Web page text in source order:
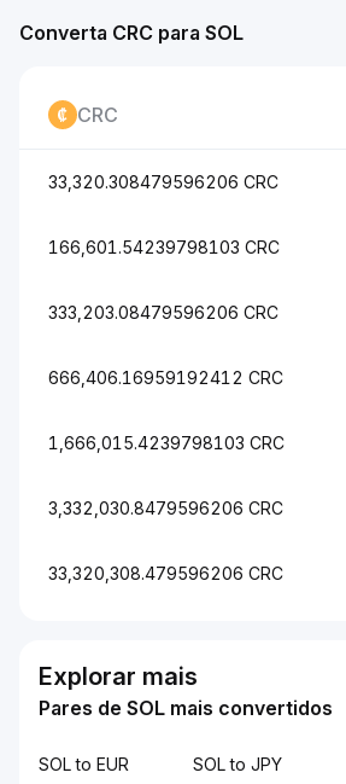
Converta CRC para SOL
CRC
33,320.308479596206 CRC
166,601.54239798103 CRC
333,203.08479596206 CRC
666,406.16959192412 CRC
1,666,015.4239798103 CRC
3,332,030.8479596206 CRC
33,320,308.479596206 CRC
Explorar mais
Pares de SOL mais convertidos
SOL to EUR SOL to JPY